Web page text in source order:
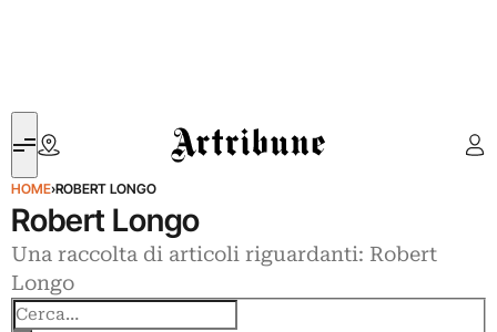
Artribune
HOME›ROBERT LONGO
Robert Longo
Una raccolta di articoli riguardanti: Robert
Longo